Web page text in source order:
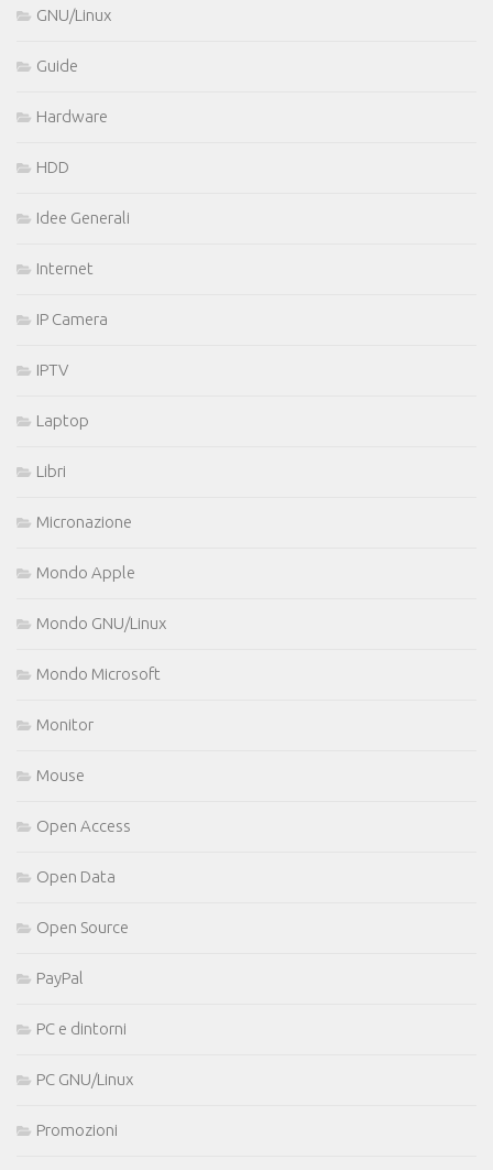
GNU/Linux
Guide
Hardware
HDD
Idee Generali
Internet
IP Camera
IPTV
Laptop
Libri
Micronazione
Mondo Apple
Mondo GNU/Linux
Mondo Microsoft
Monitor
Mouse
Open Access
Open Data
Open Source
PayPal
PC e dintorni
PC GNU/Linux
Promozioni